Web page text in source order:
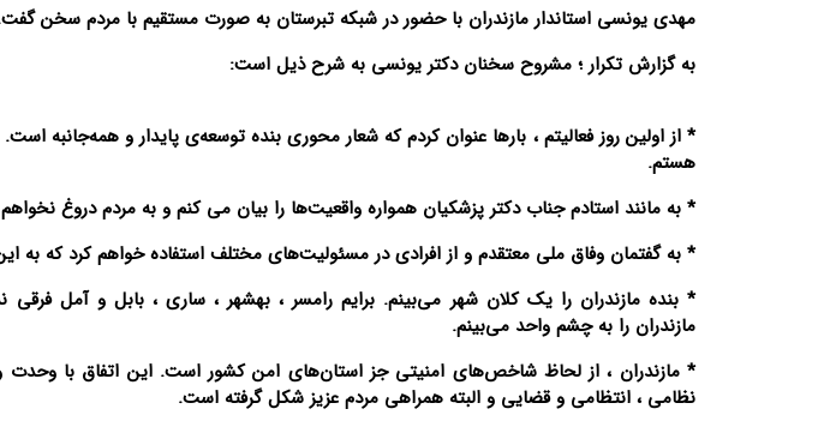
مهدی یونسی استاندار مازندران با حضور در شبکه تبرستان به صورت مستقیم با مردم سخن
به گزارش تکرار ؛ مشروح سخنان دکتر یونسی به شرح ذیل است:
* از اولین روز فعالیتم ، بارها عنوان کردم که شعار محوری بنده توسعه‌‌ی پایدار و همه‌جانبه است.
هستم.
* به مانند استادم جناب دکتر پزشکیان همواره واقعیت‌ها را بیان می کنم و به مردم دروغ
* به گفتمان وفاق ملی معتقدم و از افرادی در مسئولیت‌های مختلف استفاده خواهم کرد که به
* بنده مازندران را یک کلان شهر می‌بینم. برایم رامسر ، بهشهر ، ساری ، بابل و آمل فرقی
مازندران را به چشم واحد می‌بینم.
* مازندران ، از لحاظ شاخص‌های امنیتی جز استان‌های امن کشور است. این اتفاق با وحدت
نظامی ، انتظامی و قضایی و البته همراهی مردم عزیز شکل گرفته است.
تصاویر / بزرگداشت سالگرد ارتحال